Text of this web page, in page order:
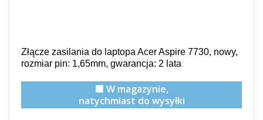
Złącze zasilania do laptopa Acer Aspire 7730, nowy,
rozmiar pin: 1,65mm, gwarancja: 2 lata
🟩 W magazynie,
natychmiast do wysyłki